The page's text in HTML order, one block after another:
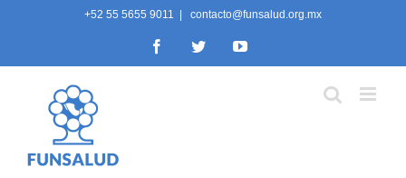
+52 55 5655 9011 contacto@funsalud.org.mx
FacebookTwitterYouTube